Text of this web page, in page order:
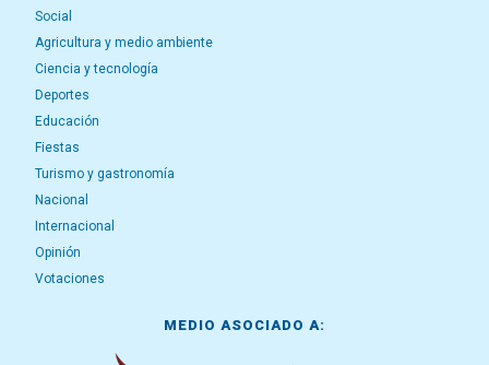
Social
Agricultura y medio ambiente
Ciencia y tecnología
Deportes
Educación
Fiestas
Turismo y gastronomía
Nacional
Internacional
Opinión
Votaciones
MEDIO ASOCIADO A: